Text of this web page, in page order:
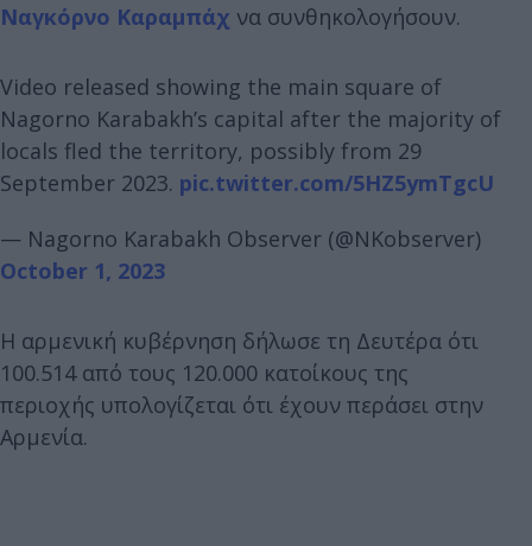
Ναγκόρνο Καραμπάχ να συνθηκολογήσουν.
Video released showing the main square of
Nagorno Karabakh’s capital after the majority of
locals fled the territory, possibly from 29
September 2023. pic.twitter.com/5HZ5ymTgcU
— Nagorno Karabakh Observer (@NKobserver)
October 1, 2023
Η αρμενική κυβέρνηση δήλωσε τη Δευτέρα ότι
100.514 από τους 120.000 κατοίκους της
περιοχής υπολογίζεται ότι έχουν περάσει στην
Αρμενία.